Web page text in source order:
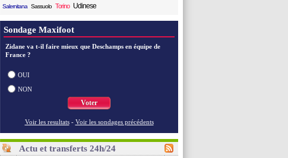
Salernitana Sassuolo Torino Udinese
Sondage Maxifoot
Zidane va t-il faire mieux que Deschamps en équipe de
France ?
OUI
NON
Voter
Voir les resultats - Voir les sondages précédents
Actu et transferts 24h/24